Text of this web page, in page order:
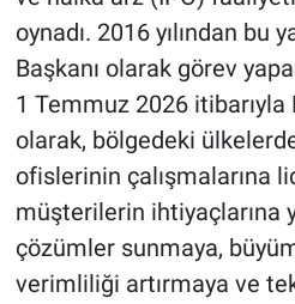
oynadı. 2016 yılından bu
Başkanı olarak görev
1 Temmuz 2026 itibarıyla
olarak, bölgedeki
ofislerinin çalışmalarına
müşterilerin ihtiyaçlarına
çözümler sunmaya,
verimliliği artırmaya ve